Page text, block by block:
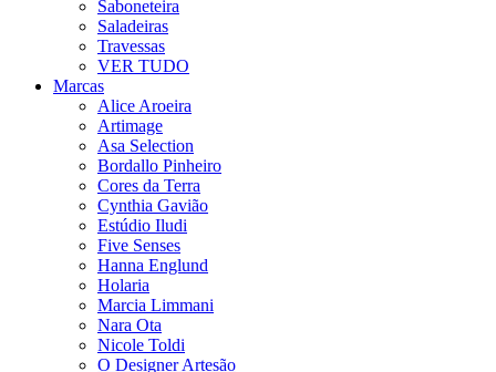
Saboneteira
Saladeiras
Travessas
VER TUDO
Marcas
Alice Aroeira
Artimage
Asa Selection
Bordallo Pinheiro
Cores da Terra
Cynthia Gavião
Estúdio Iludi
Five Senses
Hanna Englund
Holaria
Marcia Limmani
Nara Ota
Nicole Toldi
O Designer Artesão